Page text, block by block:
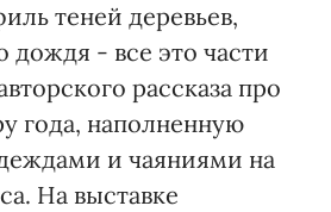
теней деревьев,
дождя - все это части
рассказа про
года, наполненную
и чаяниями на
На выставке